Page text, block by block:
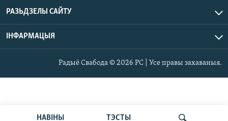
НАВІНЫ ТЭСТЫ
РАЗЬДЗЕЛЫ САЙТУ
ІНФАРМАЦЫЯ
Радыё Свабода © 2026 РС | Усе правы захаваныя.